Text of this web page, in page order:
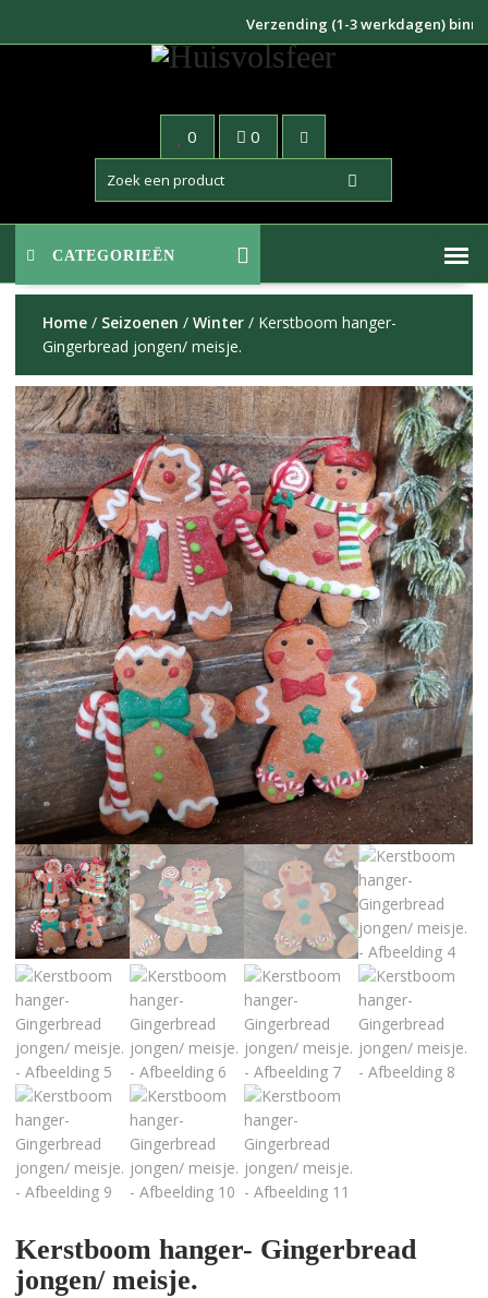
Verzending (1-3 werkdagen) binnen
0 0
CATEGORIEËN
Home/ Seizoenen / Winter/ Kerstboom hanger-
Gingerbread jongen/ meisje.
Kerstboom hanger- Gingerbread
jongen/ meisje.